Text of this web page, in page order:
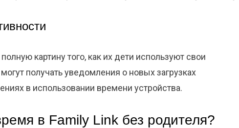
картину того, как их дети используют свои
получать уведомления о новых загрузках
в использовании времени устройства.
в Family Link без родителя?